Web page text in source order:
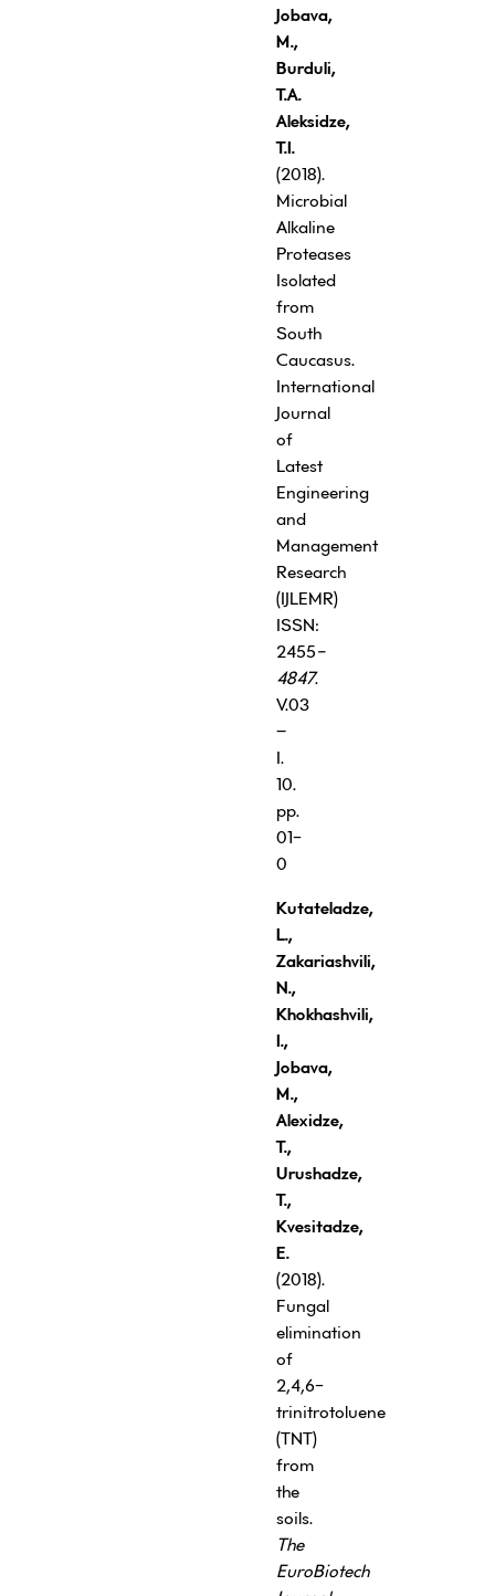
Jobava,
M.,
Burduli,
T.A.
Aleksidze,
T.I.
(2018).
Microbial
Alkaline
Proteases
Isolated
from
South
Caucasus.
International
Journal
of
Latest
Engineering
and
Management
Research
(IJLEMR)
ISSN:
2455-
4847.
V.03
–
I.
10.
pp.
01-
0
Kutateladze,
L.,
Zakariashvili,
N.,
Khokhashvili,
I.,
Jobava,
M.,
Alexidze,
T.,
Urushadze,
T.,
Kvesitadze,
E.
(2018).
Fungal
elimination
of
2,4,6-
trinitrotoluene
(TNT)
from
the
soils.
The
EuroBiotech